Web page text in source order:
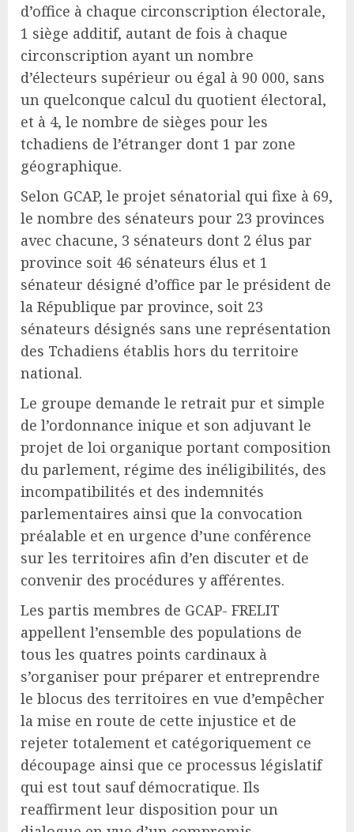
d’office à chaque circonscription électorale,
1 siège additif, autant de fois à chaque
circonscription ayant un nombre
d’électeurs supérieur ou égal à 90 000, sans
un quelconque calcul du quotient électoral,
et à 4, le nombre de sièges pour les
tchadiens de l’étranger dont 1 par zone
géographique.
Selon GCAP, le projet sénatorial qui fixe à 69,
le nombre des sénateurs pour 23 provinces
avec chacune, 3 sénateurs dont 2 élus par
province soit 46 sénateurs élus et 1
sénateur désigné d’office par le président de
la République par province, soit 23
sénateurs désignés sans une représentation
des Tchadiens établis hors du territoire
national.
Le groupe demande le retrait pur et simple
de l’ordonnance inique et son adjuvant le
projet de loi organique portant composition
du parlement, régime des inéligibilités, des
incompatibilités et des indemnités
parlementaires ainsi que la convocation
préalable et en urgence d’une conférence
sur les territoires afin d’en discuter et de
convenir des procédures y afférentes.
Les partis membres de GCAP- FRELIT
appellent l’ensemble des populations de
tous les quatres points cardinaux à
s’organiser pour préparer et entreprendre
le blocus des territoires en vue d’empêcher
la mise en route de cette injustice et de
rejeter totalement et catégoriquement ce
découpage ainsi que ce processus législatif
qui est tout sauf démocratique. Ils
reaffirment leur disposition pour un